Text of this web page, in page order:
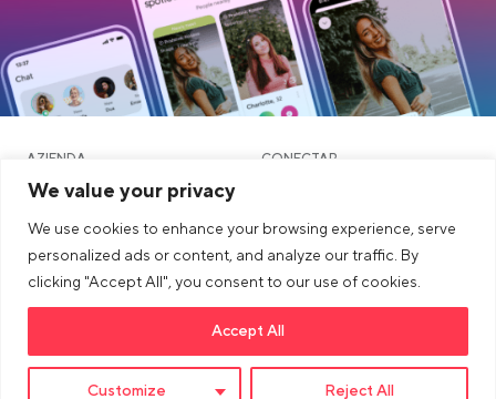
We value your privacy
We use cookies to enhance your browsing experience, serve
personalized ads or content, and analyze our traffic. By
clicking "Accept All", you consent to our use of cookies.
Customize Reject All
Accept All
AZIENDA CONECTAR
Blog
Comunità e Incontri
Link opens in a new tab
>Link to tiktok profile
Link opens in a new tab
>Link to Instagram profile
Link opens in a new tab
>Link to Youtube profile
© 2026 dua AG. All right reserved.